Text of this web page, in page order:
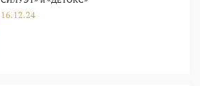
16.12.24